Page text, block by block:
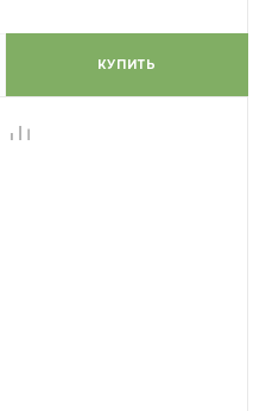
КУПИТЬ